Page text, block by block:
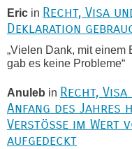
Eric in Recht, Visa
Deklaration
„Vielen Dank, mit einem
gab es keine Probleme“
Anuleb in Recht, Visa
Anfang des Jahres
Verstöße im Wert
aufgedeckt